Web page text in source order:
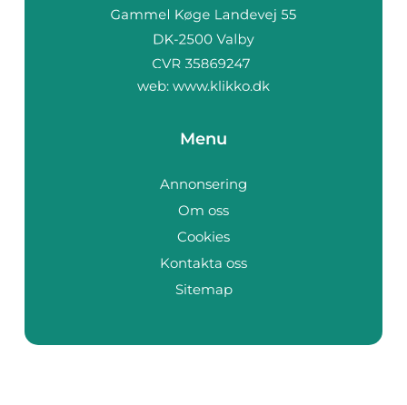
web: www.klikko.dk
Menu
Annonsering
Om oss
Cookies
Kontakta oss
Sitemap